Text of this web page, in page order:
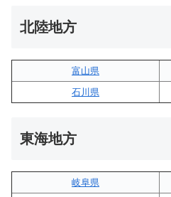
北陸地方
富山県
石川県
東海地方
岐阜県